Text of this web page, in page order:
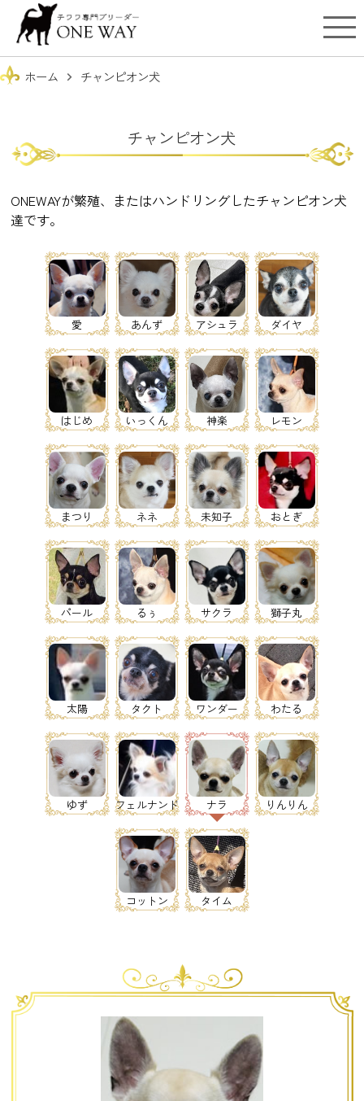
ホーム chevron_right チャンピオン犬
チャンピオン犬
ONEWAYが繁殖、またはハンドリングしたチャンピオン犬
達です。
愛 あんず アシュラ ダイヤ
はじめ いっくん 神楽 レモン
まつり ネネ 未知子 おとぎ
パール るぅ サクラ 獅子丸
太陽 タクト ワンダー わたる
ゆず フェルナンド ナラ りんりん
コットン タイム